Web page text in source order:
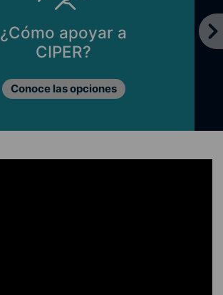
¿Cómo apoyar a
CIPER?
Conoce las opciones